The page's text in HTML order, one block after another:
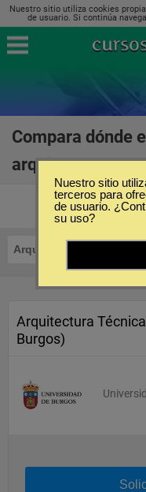
Nuestro sitio utiliza cookies
de usuario. Si continúa
Compara dónde
arquitecto en
Arquitectura / Arquitecto
Arquitectura
Burgos)
Nuestro sitio
terceros para
de usuario.
su uso?